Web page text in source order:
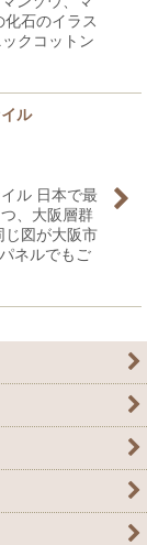
石のイラス
クコットン
ル
ル 日本で最
、大阪層群
じ図が大阪市
ネルでもご